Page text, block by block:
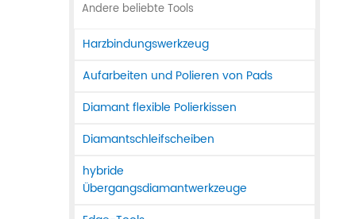
Andere beliebte Tools
Harzbindungswerkzeug
Aufarbeiten und Polieren von Pads
Diamant flexible Polierkissen
Diamantschleifscheiben
hybride
Übergangsdiamantwerkzeuge